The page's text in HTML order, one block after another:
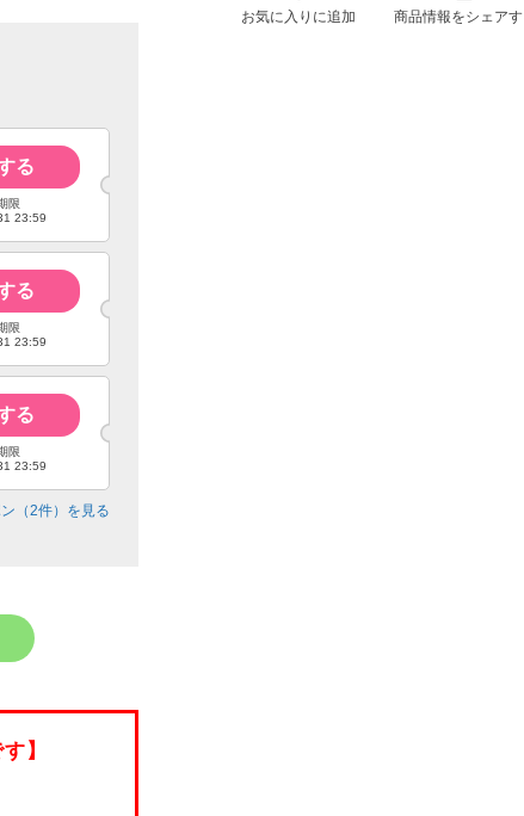
お気に入りに追加 商品情報をシェア
る
限
23:59
る
限
23:59
る
限
23:59
（2件）を見る
】